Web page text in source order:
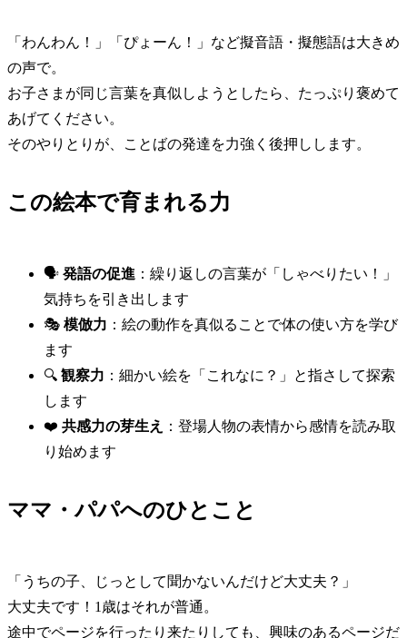
「わんわん！」「ぴょーん！」など擬音語・擬態語は大きめ
の声で。
お子さまが同じ言葉を真似しようとしたら、たっぷり褒めて
あげてください。
そのやりとりが、ことばの発達を力強く後押しします。
この絵本で育まれる力
🗣️ 発語の促進 ：繰り返しの言葉が「しゃべりたい！」
気持ちを引き出します
🎭 模倣力 ：絵の動作を真似ることで体の使い方を学び
ます
🔍 観察力 ：細かい絵を「これなに？」と指さして探索
します
❤️ 共感力の芽生え
：登場人物の表情から感情を読み取
り始めます
ママ・パパへのひとこと
「うちの子、じっとして聞かないんだけど大丈夫？」
大丈夫です！1歳はそれが普通。
途中でページを行ったり来たりしても、興味のあるページだ